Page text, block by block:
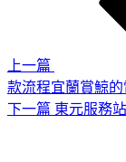
上一篇
款流程宜蘭賞鯨
下
下一篇 東元服務